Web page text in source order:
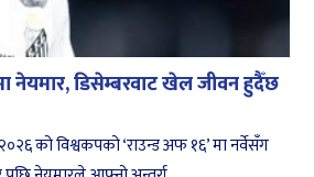
नेयमार, डिसेम्बरवाट खेल जीवन हुदैँछ
को विश्वकपको ‘राउन्ड अफ १६’ मा नर्वेसँग